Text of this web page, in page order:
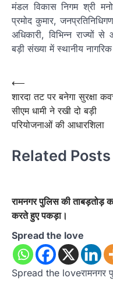
मंडल विकास निगम श्री
प्रमोद कुमार,
अधिकारी, विभिन्न राज्यों
बड़ी संख्या में स्थानीय
Post
navigation
⟵
शारदा तट पर बनेगा सुरक्षा
सीएम धामी ने रखी दो बड़ी
परियोजनाओं की आधारशिला
Related Posts
रामनगर पुलिस की ताबड़तोड़
करते हुए पकड़ा।
Spread the love
Spread the loveरामनगर